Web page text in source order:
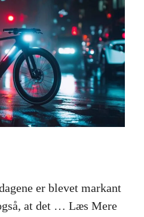
er blevet markant
at det … Læs Mere